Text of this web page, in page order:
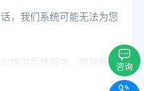
，我们系统可能无法为您
提供后续服务，否则我会咨询